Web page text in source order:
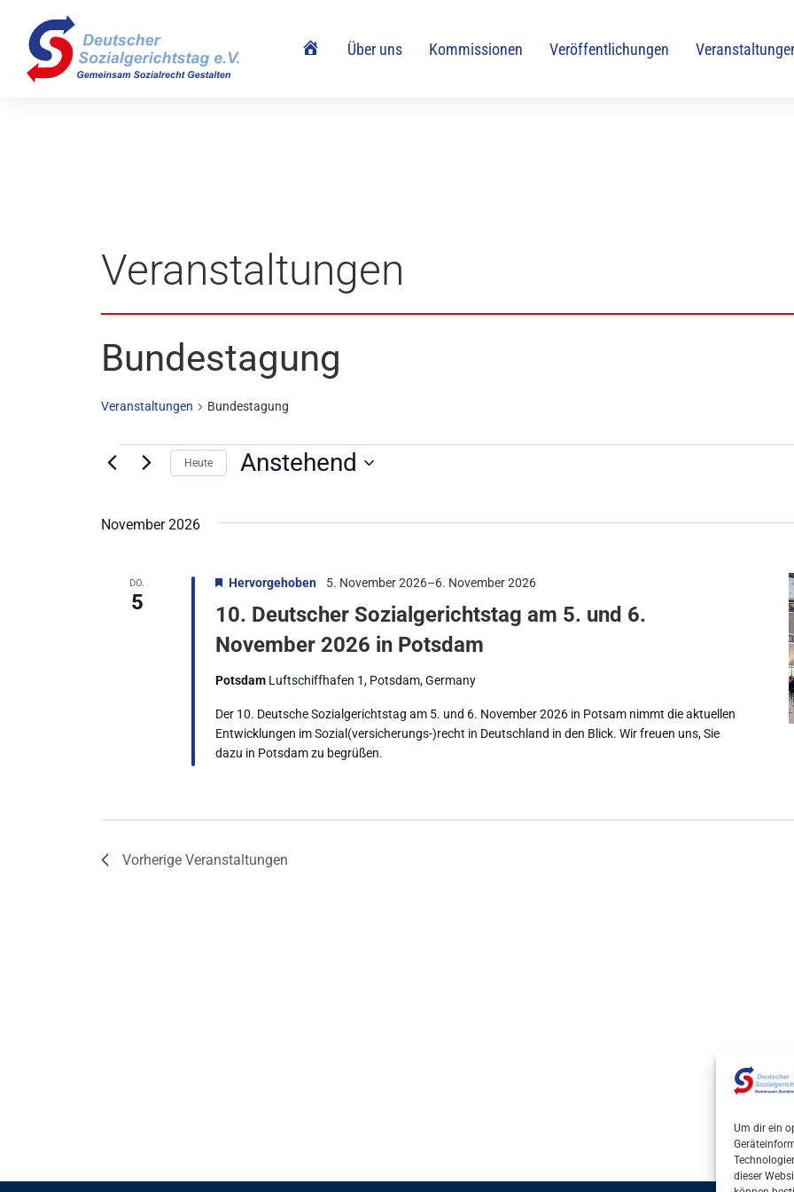
Um dir ein
dieser
HomeÜber uns Kommissionen Veröffentlichungen
Veranstaltungen
Bundestagung
Veranstaltungen Bundestagung
Heute Anstehend
wählen.
November 2026
DO.
5
10. Deutscher Sozialgerichtstag am 5. und 6.
November 2026 in Potsdam
Hervorgehoben 5. November 2026–6. November 2026
Potsdam Luftschiffhafen 1, Potsdam, Germany
Der 10. Deutsche Sozialgerichtstag am 5. und 6. November 2026 in Potsam nimmt die aktuellen
Entwicklungen im Sozial(versicherungs-)recht in Deutschland in den Blick. Wir freuen uns, Sie
dazu in Potsdam zu begrüßen.
Vorherige Veranstaltungen